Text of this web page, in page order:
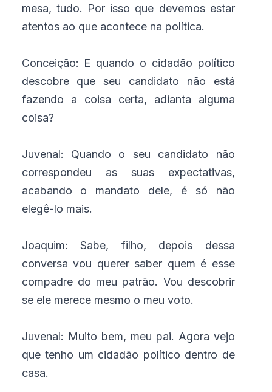
mesa, tudo. Por isso que devemos estar
atentos ao que acontece na política.
Conceição: E quando o cidadão político
descobre que seu candidato não está
fazendo a coisa certa, adianta alguma
coisa?
Juvenal: Quando o seu candidato não
correspondeu as suas expectativas,
acabando o mandato dele, é só não
elegê-lo mais.
Joaquim: Sabe, filho, depois dessa
conversa vou querer saber quem é esse
compadre do meu patrão. Vou descobrir
se ele merece mesmo o meu voto.
Juvenal: Muito bem, meu pai. Agora vejo
que tenho um cidadão político dentro de
casa.